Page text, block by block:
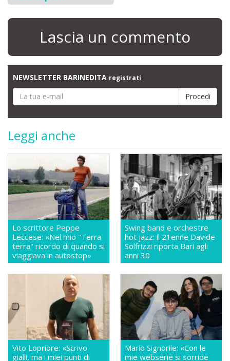
Lascia un commento
NEWSLETTER BARINEDITA registrati
Leggi anche
Lo scrittore Peppe
Leccese: «Nel mio "Terra
terra" ricordo di quando si
viaggiava in autostop»
Swing band e orchestre
hot jazz: il 21enne Davide
Solfrizzi riporta Bari agli
anni 30
Vito Lopriore: «Scrivo
gialli, ma i miei punti di
Mario Signorile: «Con le
mie webserie si sorride